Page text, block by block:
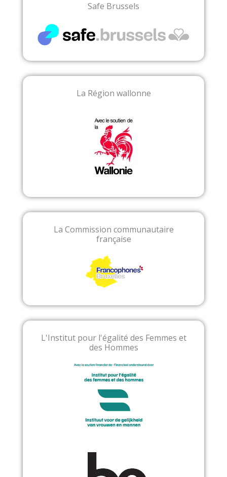
Safe Brussels
La Région wallonne
La Commission communautaire
française
L'Institut pour l'égalité des Femmes et
des Hommes